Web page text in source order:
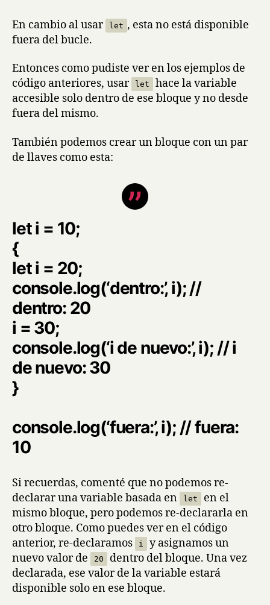
En cambio al usar let , esta no está disponible
fuera del bucle.
Entonces como pudiste ver en los ejemplos de
código anteriores, usar
let
hace la variable
accesible solo dentro de ese bloque y no desde
fuera del mismo.
También podemos crear un bloque con un par
de llaves como esta:
let i = 10;
{
let i = 20;
console.log(‘dentro:’, i); //
dentro: 20
i = 30;
console.log(‘i de nuevo:’, i); // i
de nuevo: 30
}
console.log(‘fuera:’, i); // fuera:
10
Si recuerdas, comenté que no podemos re-
declarar una variable basada en
let
en el
mismo bloque, pero podemos re-declararla en
otro bloque. Como puedes ver en el código
anterior, re-declaramos
i
y asignamos un
nuevo valor de
20
dentro del bloque. Una vez
declarada, ese valor de la variable estará
disponible solo en ese bloque.